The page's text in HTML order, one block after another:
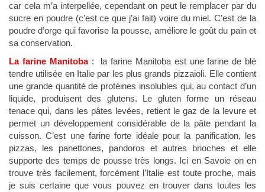
car cela m’a interpellée, cependant on peut le remplacer par du
sucre en poudre (c’est ce que j’ai fait) voire du miel. C’est de la
poudre d’orge qui favorise la pousse, améliore le goût du pain et
sa conservation.
La farine Manitoba: la farine Manitoba est une farine de blé
tendre utilisée en Italie par les plus grands pizzaioli. Elle contient
une grande quantité de protéines insolubles qui, au contact d’un
liquide, produisent des glutens. Le gluten forme un réseau
tenace qui, dans les pâtes levées, retient le gaz de la levure et
permet un développement considérable de la pâte pendant la
cuisson. C’est une farine forte idéale pour la panification, les
pizzas, les panettones, pandoros et autres brioches et elle
supporte des temps de pousse très longs. Ici en Savoie on en
trouve très facilement, forcément l’Italie est toute proche, mais
je suis certaine que vous pouvez en trouver dans toutes les